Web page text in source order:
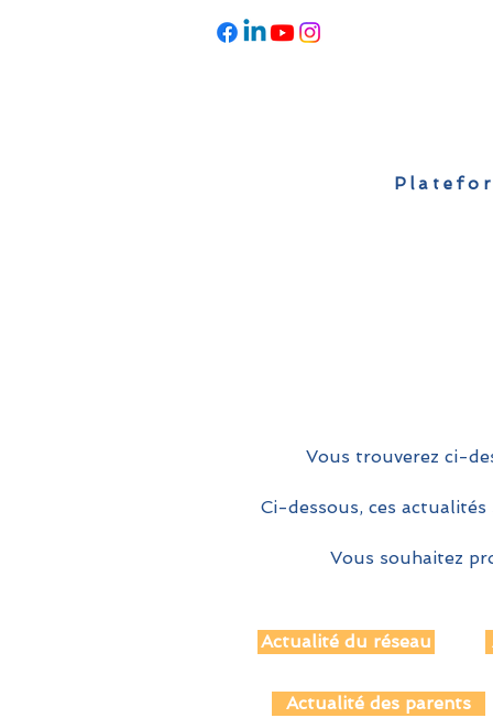
Vous trouverez ci-
Ci-dessous, ces
Vous souhaitez
Actualité du réseau
Actualité des parents